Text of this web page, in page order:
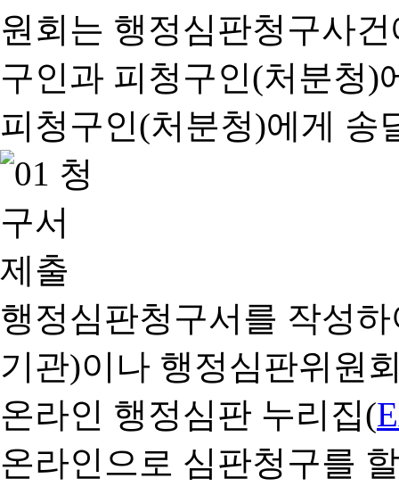
행정심판청구서를 작성
기관)이나 행정심판위원
온라인 행정심판 누리집(
온라인으로 심판청구를